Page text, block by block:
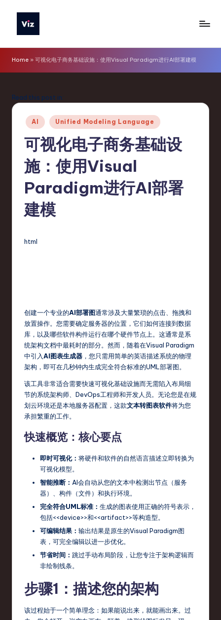
iz
T
o
ls
S
m
L
e
S
o
Home » 可视化电子商务基础设施：使用Visual Paradigm进行AI部署建模
Read this post in:
Posted
in
AI Unified Modeling Language
可视化电子商务基础设
施：使用Visual
Paradigm进行AI部署
建模
html
创建一个专业的AI部署图通常涉及大量繁琐的点击、拖拽和
放置操作。您需要确定服务器的位置，它们如何连接到数据
库，以及哪些软件构件运行在哪个硬件节点上。这通常是系
统架构文档中最耗时的部分。然而，随着在Visual Paradigm
中引入AI图表生成器 ，您只需用简单的英语描述系统的物理
架构，即可在几秒钟内生成完全符合标准的UML部署图。
该工具非常适合需要快速可视化基础设施而无需陷入布局细
节的系统架构师、DevOps工程师和开发人员。无论您是在规
划云环境还是本地服务器配置，这款文本转图表软件将为您
承担繁重的工作。
快速概览：核心要点
即时可视化： 将硬件和软件的自然语言描述立即转换为
可视化模型。
智能推断： AI会自动从您的文本中检测出节点（服务
器）、构件（文件）和执行环境。
完全符合UML标准： 生成的图表使用正确的符号表示，
包括<<device>>和<<artifact>>等构造型。
可编辑结果： 输出结果是原生的Visual Paradigm图
表，可完全编辑以进一步优化。
节省时间： 跳过手动布局阶段，让您专注于架构逻辑而
非绘制线条。
步骤1：描述您的架构
该过程始于一个简单理念：如果能说出来，就能画出来。过